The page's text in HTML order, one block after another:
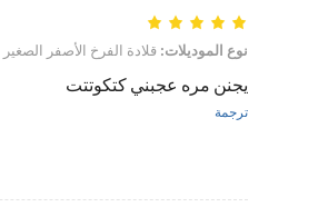
نوع الموديلات: قلادة الفرخ الأصفر الصغير, لون: 6 قطع
نوع الموديلات: قلادة الفرخ الأصفر الصغير
يجنن مره عجبني كتكوتتت
ترجمة